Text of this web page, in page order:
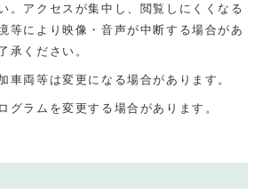
。アクセスが集中し、閲覧しにくくなる
等により映像・音声が中断する場合があ
承ください。
車両等は変更になる場合があります。
グラムを変更する場合があります。